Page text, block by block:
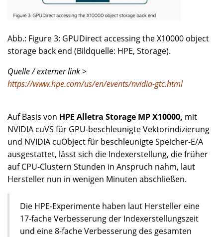
Abb.: Figure 3: GPUDirect accessing the X10000 object
storage back end (Bildquelle: HPE, Storage).
Quelle / externer link >
https://www.hpe.com/us/en/events/nvidia-gtc.html
Auf Basis von HPE Alletra Storage MP X10000, mit
NVIDIA cuVS für GPU-beschleunigte Vektorindizierung
und NVIDIA cuObject für beschleunigte Speicher-E/A
ausgestattet, lässt sich die Indexerstellung, die früher
auf CPU-Clustern Stunden in Anspruch nahm, laut
Hersteller nun in wenigen Minuten abschließen.
Die HPE-Experimente haben laut Hersteller eine
17-fache Verbesserung der Indexerstellungszeit
und eine 8-fache Verbesserung des gesamten